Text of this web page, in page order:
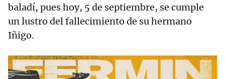
baladí, pues hoy, 5 de septiembre, se cumple
un lustro del fallecimiento de su hermano
Iñigo.